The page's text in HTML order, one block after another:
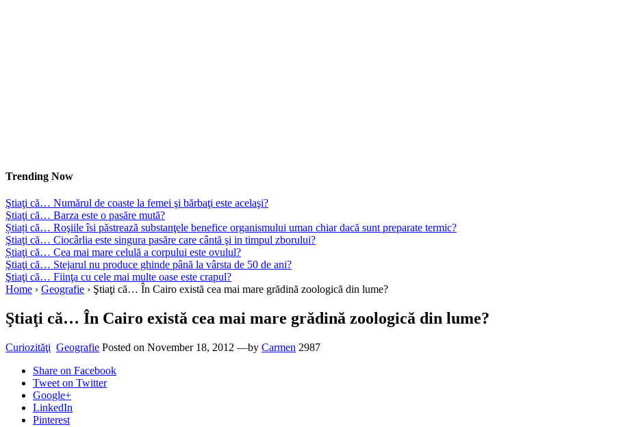
Trending Now
Ştiaţi că… Numărul de coaste la femei şi bărbaţi este acelaşi?
Ştiaţi că… Barza este o pasăre mută?
Știați că… Roşiile îsi păstrează substanţele benefice organismului uman chiar dacă sunt preparate termic?
Ştiaţi că… Ciocârlia este singura pasăre care cântă şi in timpul zborului?
Știaţi că… Cea mai mare celulă a corpului este ovulul?
Ştiaţi că… Stejarul nu produce ghinde până la vârsta de 50 de ani?
Ştiaţi că… Fiinţa cu cele mai multe oase este crapul?
Home › Geografie › Ştiaţi că… În Cairo există cea mai mare grădină zoologică din lume?
Ştiaţi că… În Cairo există cea mai mare grădină zoologică din lume?
Curiozităţi Geografie Posted on November 18, 2012 —by Carmen 2987
Share on Facebook
Tweet on Twitter
Google+
LinkedIn
Pinterest